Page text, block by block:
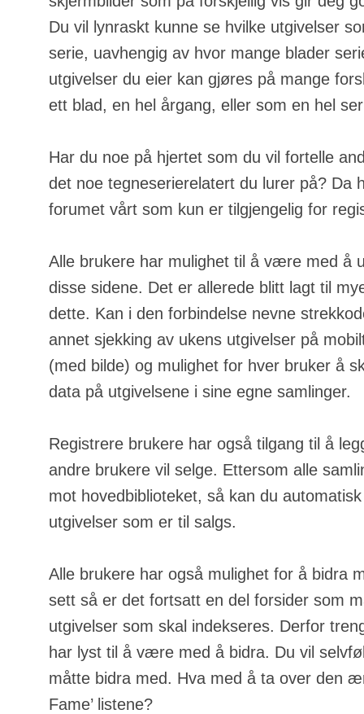
Du vil lynraskt kunne se hvilke utgivelser
serie, uavhengig av hvor mange blader
utgivelser du eier kan gjøres på mange
ett blad, en hel årgang, eller som en hel
Har du noe på hjertet som du vil fortelle
det noe tegneserierelatert du lurer på? Da
forumet vårt som kun er tilgjengelig for
Alle brukere har mulighet til å være med å
disse sidene. Det er allerede blitt lagt til
dette. Kan i den forbindelse nevne
annet sjekking av ukens utgivelser på
(med bilde) og mulighet for hver bruker å
data på utgivelsene i sine egne samlinger.
Registrere brukere har også tilgang til å
andre brukere vil selge. Ettersom alle
mot hovedbiblioteket, så kan du
utgivelser som er til salgs.
Alle brukere har også mulighet for å bidra
sett så er det fortsatt en del forsider som
utgivelser som skal indekseres. Derfor
har lyst til å være med å bidra. Du vil
måtte bidra med. Hva med å ta over den
Fame’ listene?